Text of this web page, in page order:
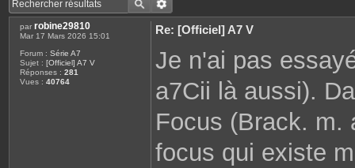
par robine29810
Mar 17 Mars 2026 15:01
Forum : Série A7
Sujet : [Officiel] A7 V
Réponses : 281
Vues : 40764
Re: [Officiel] A7 V
Je n'ai pas
a7Cii là aussi).
Focus (Brack. m.
focus qui existe